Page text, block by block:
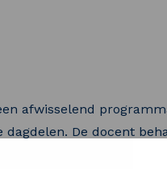
afwisselend
De docent